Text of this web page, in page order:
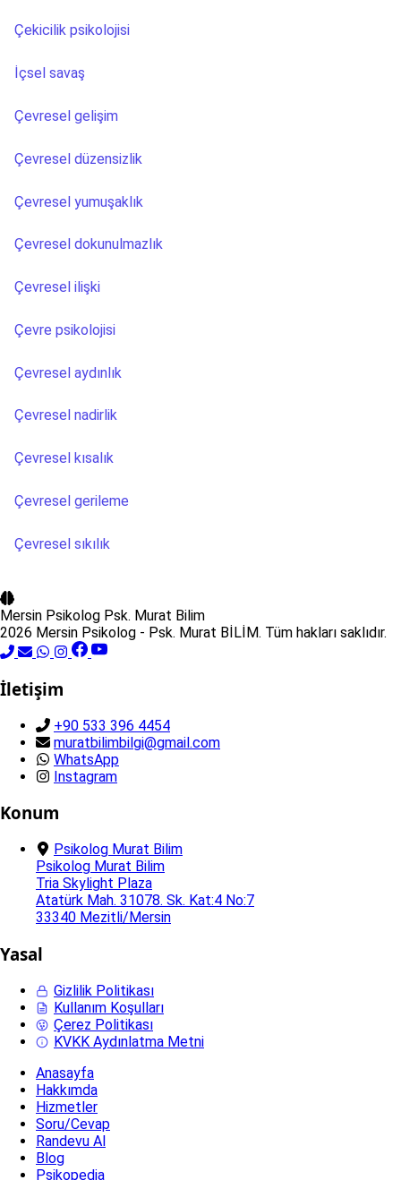
Çekicilik psikolojisi
İçsel savaş
Çevresel gelişim
Çevresel düzensizlik
Çevresel yumuşaklık
Çevresel dokunulmazlık
Çevresel ilişki
Çevre psikolojisi
Çevresel aydınlık
Çevresel nadirlik
Çevresel kısalık
Çevresel gerileme
Çevresel sıkılık
Mersin Psikolog Psk. Murat Bilim
2026 Mersin Psikolog - Psk. Murat BİLİM. Tüm hakları saklıdır.
İletişim
+90 533 396 4454
muratbilimbilgi@gmail.com
WhatsApp
Instagram
Konum
Psikolog Murat Bilim
Psikolog Murat Bilim
Tria Skylight Plaza
Atatürk Mah. 31078. Sk. Kat:4 No:7
33340 Mezitli/Mersin
Yasal
Gizlilik Politikası
Kullanım Koşulları
Çerez Politikası
KVKK Aydınlatma Metni
Anasayfa
Hakkımda
Hizmetler
Soru/Cevap
Randevu Al
Blog
Psikopedia